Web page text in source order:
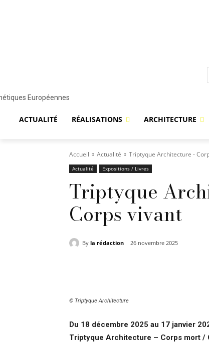
ACTUALITÉ RÉALISATIONS ARCHITECTURE
Accueil Actualité Triptyque Architecture -
Actualité Expositions / Livres
Triptyque
Corps vivant
By la rédaction 26 novembre 2025
© Triptyque Architecture
Du 18 décembre 2025 au 17 janvier
Triptyque Architecture – Corps mort /